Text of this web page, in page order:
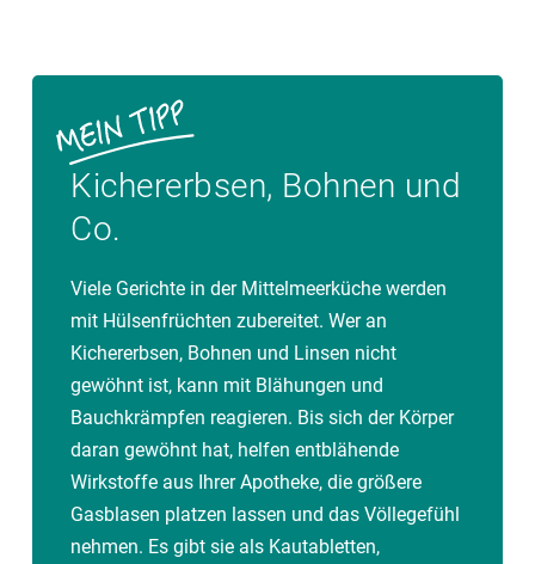
Kichererbsen, Bohnen und
Co.
Viele Gerichte in der Mittelmeerküche werden
mit Hülsenfrüchten zubereitet. Wer an
Kichererbsen, Bohnen und Linsen nicht
gewöhnt ist, kann mit Blähungen und
Bauchkrämpfen reagieren. Bis sich der Körper
daran gewöhnt hat, helfen entblähende
Wirkstoffe aus Ihrer Apotheke, die größere
Gasblasen platzen lassen und das Völlegefühl
nehmen. Es gibt sie als Kautabletten,